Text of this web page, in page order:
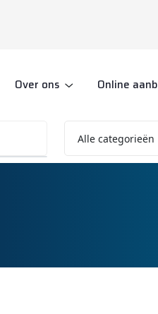
Over ons Online
Alle categorieën